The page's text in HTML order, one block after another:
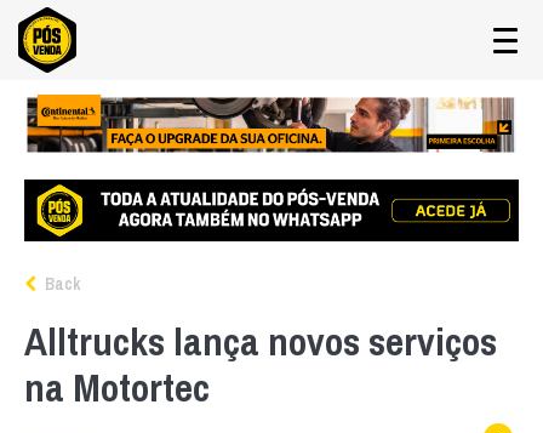
Back
Alltrucks lança novos serviços
na Motortec